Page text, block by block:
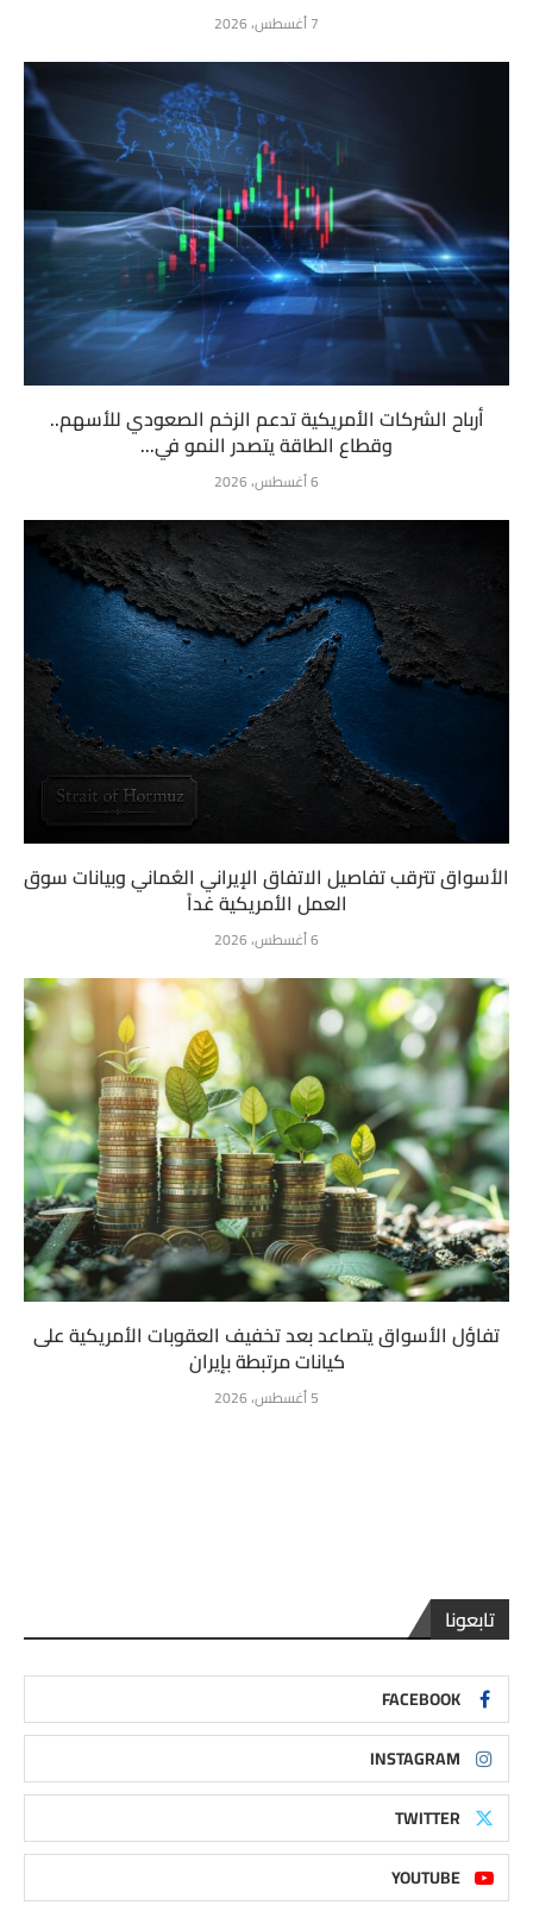
7 أغسطس، 2026
أرباح الشركات الأمريكية تدعم الزخم الصعودي للأسهم..
وقطاع الطاقة يتصدر النمو في...
6 أغسطس، 2026
الأسواق تترقب تفاصيل الاتفاق الإيراني العُماني وبيانات سوق
العمل الأمريكية غداً
6 أغسطس، 2026
تفاؤل الأسواق يتصاعد بعد تخفيف العقوبات الأمريكية على
كيانات مرتبطة بإيران
5 أغسطس، 2026
تابعونا
FACEBOOK
INSTAGRAM
TWITTER
YOUTUBE